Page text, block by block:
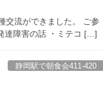
交流ができました。 ご参
達障害の話 ・ミテコ […]
静岡駅で朝食会411-420